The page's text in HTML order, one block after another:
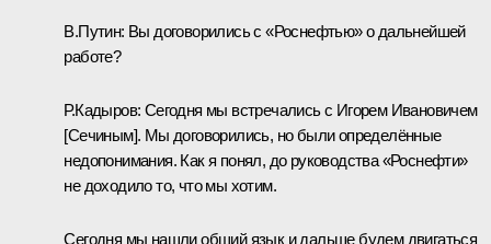
В.Путин: Вы договорились с «Роснефтью» о дальнейшей
работе?
Р.Кадыров: Сегодня мы встречались с Игорем Ивановичем
[Сечиным]. Мы договорились, но были определённые
недопонимания. Как я понял, до руководства «Роснефти»
не доходило то, что мы хотим.
Сегодня мы нашли общий язык и дальше будем двигаться